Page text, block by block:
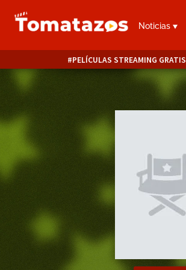
Noticias
PELÍCULAS STREAMING GRATIS